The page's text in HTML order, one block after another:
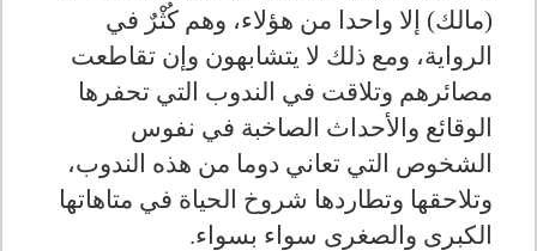
(مالك) إلا واحدا من هؤلاء، وهم كُثْرٌ في
الرواية، ومع ذلك لا يتشابهون وإن تقاطعت
مصائرهم وتلاقت في الندوب التي تحفرها
الوقائع والأحداث الصاخبة في نفوس
الشخوص التي تعاني دوما من هذه الندوب،
وتلاحقها وتطاردها شروخ الحياة في متاهاتها
الكبرى والصغرى سواء بسواء.